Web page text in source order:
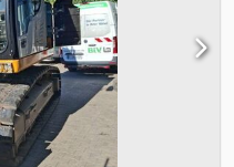
countries), we require a
security. Upon receipt of
by us), the deposit will
to errors and prior sale.
+ 19% VAT. - --Managing
Katharina , Spanish:
in possible for all vehicle